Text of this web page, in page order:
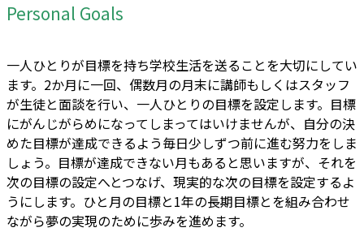
Personal Goals
一人ひとりが目標を持ち学校生活を送ることを大切にしてい
ます。2か月に一回、偶数月の月末に講師もしくはスタッフ
が生徒と面談を行い、一人ひとりの目標を設定します。目標
にがんじがらめになってしまってはいけませんが、自分の決
めた目標が達成できるよう毎日少しずつ前に進む努力をしま
しょう。目標が達成できない月もあると思いますが、それを
次の目標の設定へとつなげ、現実的な次の目標を設定するよ
うにします。ひと月の目標と1年の長期目標とを組み合わせ
ながら夢の実現のために歩みを進めます。